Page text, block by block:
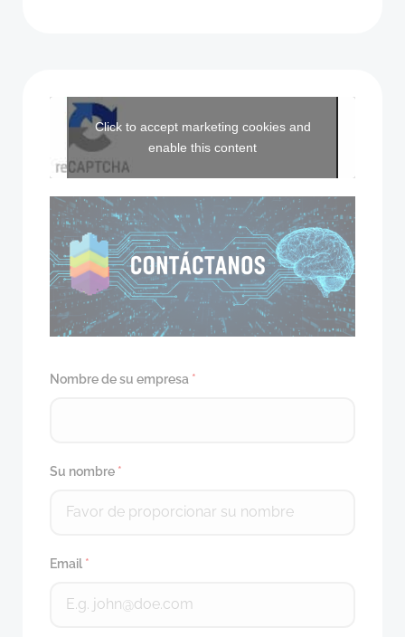
Click to accept marketing cookies and
enable this content
Nombre de su empresa *
Su nombre *
Email *